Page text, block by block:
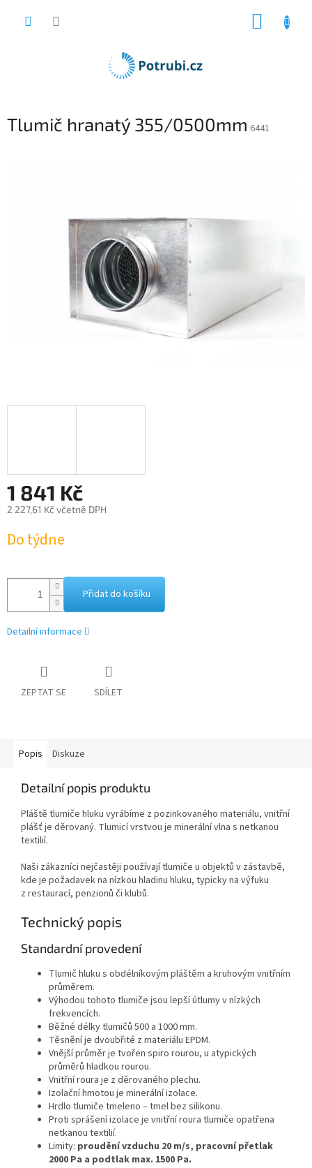
Tlumič hranatý 355/0500mm 6441
1 841 Kč
2 227,61 Kč včetně DPH
cena:
Do týdne
Přidat do košíku
Detailní informace
ZEPTAT SE SDÍLET
Popis Diskuze
Detailní popis produktu
Pláště tlumiče hluku vyrábíme z pozinkovaného materiálu, vnitřní
plášť je děrovaný. Tlumicí vrstvou je minerální vlna s netkanou
textilií.
Naši zákazníci nejčastěji používají tlumiče u objektů v zástavbě,
kde je požadavek na nízkou hladinu hluku, typicky na výfuku
z restaurací, penzionů či klubů.
Technický popis
Standardní provedení
Tlumič hluku s obdélníkovým pláštěm a kruhovým vnitřním
průměrem.
Výhodou tohoto tlumiče jsou lepší útlumy v nízkých
frekvencích.
Běžné délky tlumičů 500 a 1000 mm.
Těsnění je dvoubřité z materiálu EPDM.
Vnější průměr je tvořen spiro rourou, u atypických
průměrů hladkou rourou.
Vnitřní roura je z děrovaného plechu.
Izolační hmotou je minerální izolace.
Hrdlo tlumiče tmeleno – tmel bez silikonu.
Proti sprášení izolace je vnitřní roura tlumiče opatřena
netkanou textilií.
Limity: proudění vzduchu 20 m/s, pracovní přetlak
2000 Pa a podtlak max. 1500 Pa.